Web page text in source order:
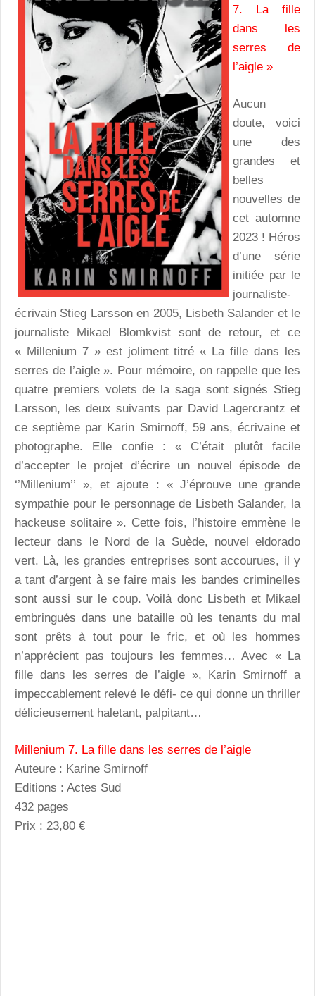
7. La fille
dans les
serres de
l’aigle »
Aucun
doute, voici
une des
grandes et
belles
nouvelles de
cet automne
2023 ! Héros
d’une série
initiée par le
journaliste-
écrivain Stieg Larsson en 2005, Lisbeth Salander et le
journaliste Mikael Blomkvist sont de retour, et ce
« Millenium 7 » est joliment titré « La fille dans les
serres de l’aigle ». Pour mémoire, on rappelle que les
quatre premiers volets de la saga sont signés Stieg
Larsson, les deux suivants par David Lagercrantz et
ce septième par Karin Smirnoff, 59 ans, écrivaine et
photographe. Elle confie : « C’était plutôt facile
d’accepter le projet d’écrire un nouvel épisode de
‘’Millenium’’ », et ajoute : « J’éprouve une grande
sympathie pour le personnage de Lisbeth Salander, la
hackeuse solitaire ». Cette fois, l’histoire emmène le
lecteur dans le Nord de la Suède, nouvel eldorado
vert. Là, les grandes entreprises sont accourues, il y
a tant d’argent à se faire mais les bandes criminelles
sont aussi sur le coup. Voilà donc Lisbeth et Mikael
embringués dans une bataille où les tenants du mal
sont prêts à tout pour le fric, et où les hommes
n’apprécient pas toujours les femmes… Avec « La
fille dans les serres de l’aigle », Karin Smirnoff a
impeccablement relevé le défi- ce qui donne un thriller
délicieusement haletant, palpitant…
Millenium 7. La fille dans les serres de l’aigle
Auteure : Karine Smirnoff
Editions : Actes Sud
432 pages
Prix : 23,80 €